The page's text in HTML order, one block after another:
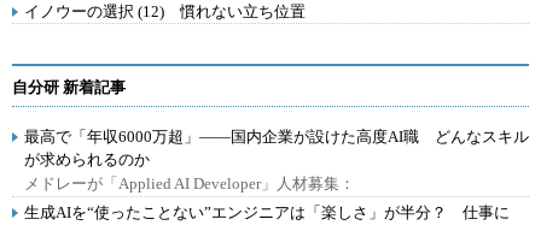
イノウーの選択 (12) 慣れない立ち位置
自分研 新着記事
最高で「年収6000万超」――国内企業が設けた高度AI職 どんなスキル
が求められるのか
メドレーが「Applied AI Developer」人材募集：
生成AIを“使ったことない”エンジニアは「楽しさ」が半分？ 仕事に